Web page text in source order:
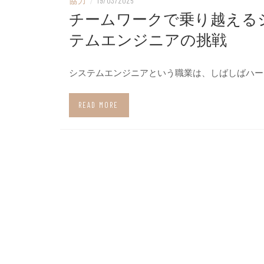
チームワークで乗り越える
テムエンジニアの挑戦
システムエンジニアという職業は、しばしばハ
READ MORE